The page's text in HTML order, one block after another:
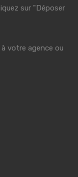
sur "Déposer
votre agence ou